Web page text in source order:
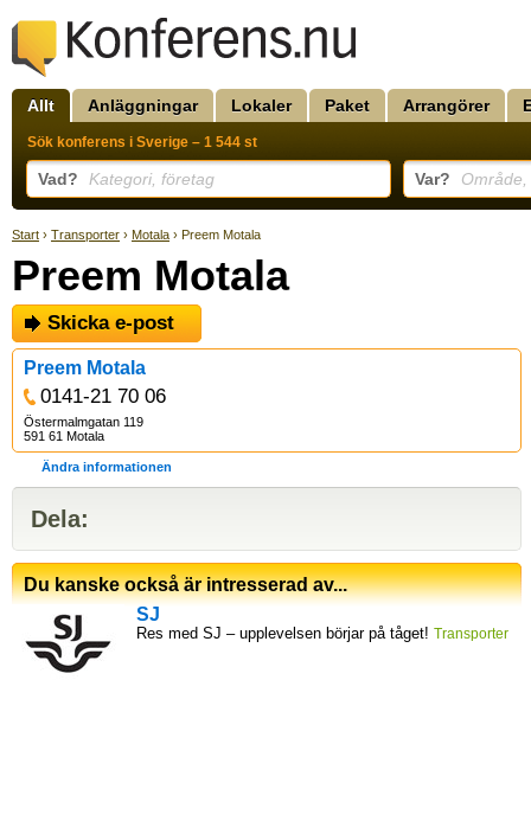
Allt Anläggningar Lokaler Paket Arrangörer
Sök konferens i Sverige – 1 544 st
Vad? Kategori, företag Var?
Start › Transporter › Motala › Preem Motala
Preem Motala
Skicka e-post
Preem Motala
0141-21 70 06
Östermalmgatan 119
591 61 Motala
Ändra informationen
Dela:
Du kanske också är intresserad av...
SJ
Res med SJ – upplevelsen börjar på tåget! Transporter